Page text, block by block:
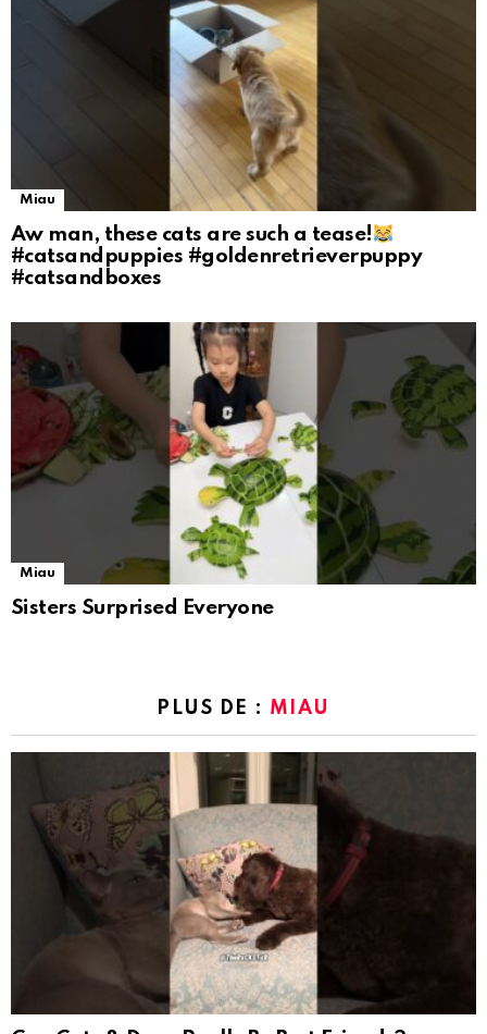
Miau
Aw man, these cats are such a tease!
#catsandpuppies #goldenretrieverpuppy
#catsandboxes
Miau
Sisters Surprised Everyone
PLUS DE : MIAU